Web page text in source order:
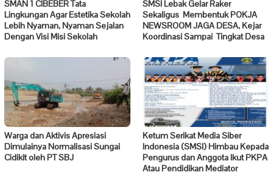
SMAN 1 CIBEBER Tata
Lingkungan Agar Estetika Sekolah
Lebih Nyaman, Nyaman Sejalan
Dengan Visi Misi Sekolah
SMSI Lebak Gelar Raker
Sekaligus Membentuk POKJA
NEWSROOM JAGA DESA, Kejar
Koordinasi Sampai Tingkat Desa
Warga dan Aktivis Apresiasi
Dimulainya Normalisasi Sungai
Cidikit oleh PT SBJ
Ketum Serikat Media Siber
Indonesia (SMSI) Himbau Kepada
Pengurus dan Anggota Ikut PKPA
Atau Pendidikan Mediator